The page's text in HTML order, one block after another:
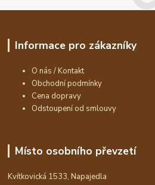
Informace pro zákazníky
O nás / Kontakt
Obchodní podmínky
Cena dopravy
Odstoupení od smlouvy
Místo osobního převzetí
Kvítkovická 1533, Napajedla